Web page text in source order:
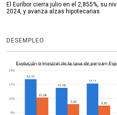
El Euríbor cierra julio en el 2,855%, su
2024, y avanza alzas hipotecarias
DESEMPLEO